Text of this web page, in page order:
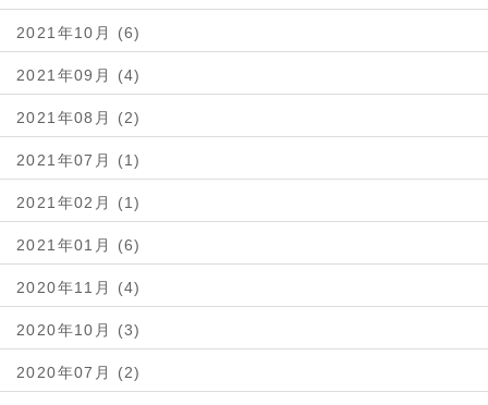
2021年10月 (6)
2021年09月 (4)
2021年08月 (2)
2021年07月 (1)
2021年02月 (1)
2021年01月 (6)
2020年11月 (4)
2020年10月 (3)
2020年07月 (2)